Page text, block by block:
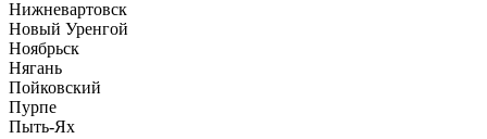
Нижневартовск
Новый Уренгой
Ноябрьск
Нягань
Пойковский
Пурпе
Пыть-Ях